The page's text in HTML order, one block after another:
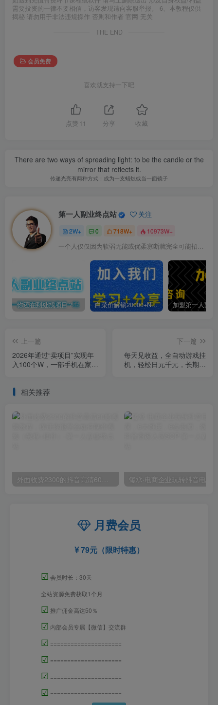
需要投资的一律不要相信，访客发现请向客服举报。 6、本教程仅供
揭秘 请勿用于非法违规操作 否则和作者 官网 无关
THE END
会员免费
喜欢就支持一下吧
点赞 11 分享 收藏
There are two ways of spreading light: to be the candle or the
mirror that reflects it.
传递光亮有两种方式：成为一支蜡烛或当一面镜子
第一人副业终点站 关注
2W+ 0 718W+ 10973W+
一个人仅仅因为软弱无能或优柔寡断就完全可能招致痛苦
你还在到处找项目？还在当韭菜？我靠卖项目一个月收入5万+，曾经我也是个失败者。 白菜价解锁20000+N个赚钱机会，加入第一人副业终点站会员，全站资源免费学习。
上一篇
2026年通过“卖项目”实现年
入100个W，一部手机在家就
下一篇
每天见收益，全自动游戏挂
机，轻松日元千元，长期稳
相关推荐
外面收费2300的抖音高清60帧视频教程，保证你能学会如何制作视频（教程+插件）
月费会员
79元（限时特惠）
☑ 会员时长：30天
全站资源免费获取1个月
☑ 推广佣金高达50％
☑ 内部会员专属【微信】交流群
☑ =====================
☑ =====================
☑ =====================
☑ =====================